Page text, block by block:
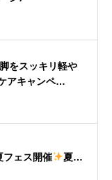
をスッキリ軽や
アキャンペ…
フェス開催 夏…